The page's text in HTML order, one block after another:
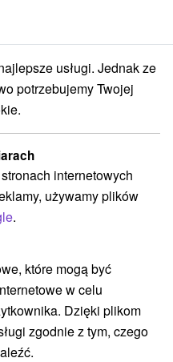
dolina
Slovacji(15)
usługi. Jednak ze
potrzebujemy Twojej
internetowych
używamy plików
.
które mogą być
w celu
Dzięki plikom
zgodnie z tym, czego